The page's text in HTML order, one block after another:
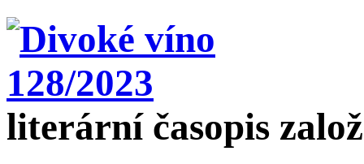
literární časopis